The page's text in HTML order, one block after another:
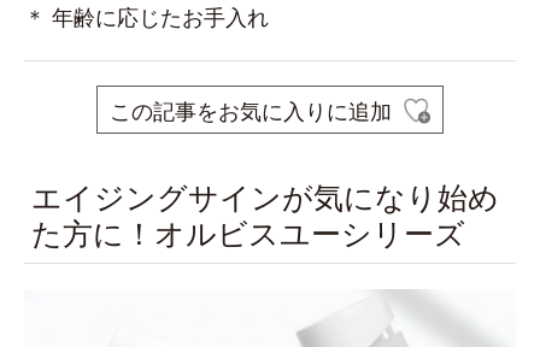
＊ 年齢に応じたお手入れ
この記事をお気に入りに追加
エイジングサインが気になり始め
た方に！オルビスユーシリーズ